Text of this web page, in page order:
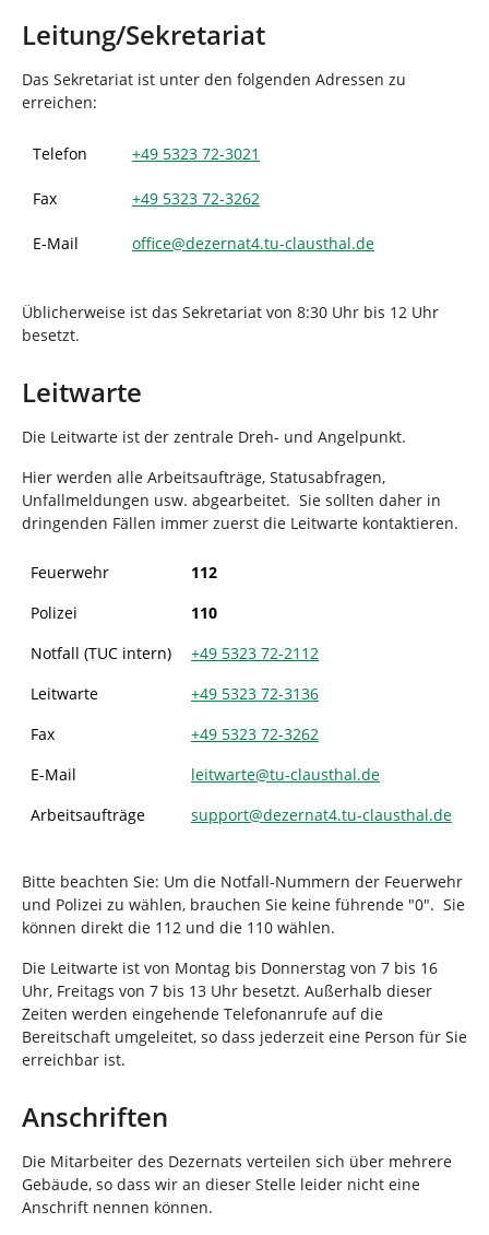
h
i
e
Leitung/Sekretariat
Das Sekretariat ist unter den folgenden Adressen zu
erreichen:
Telefon +49 5323 72-3021
Fax +49 5323 72-3262
E-Mail office@dezernat4.tu-clausthal.de
Üblicherweise ist das Sekretariat von 8:30 Uhr bis 12 Uhr
besetzt.
Leitwarte
Die Leitwarte ist der zentrale Dreh- und Angelpunkt.
Hier werden alle Arbeitsaufträge, Statusabfragen,
Unfallmeldungen usw. abgearbeitet. Sie sollten daher in
dringenden Fällen immer zuerst die Leitwarte kontaktieren.
Feuerwehr
112
Polizei
110
Notfall (TUC intern)
+49 5323 72-2112
Leitwarte
+49 5323 72-3136
Fax
+49 5323 72-3262
E-Mail
leitwarte@tu-clausthal.de
Arbeitsaufträge
support@dezernat4.tu-clausthal.de
Bitte beachten Sie: Um die Notfall-Nummern der Feuerwehr
und Polizei zu wählen, brauchen Sie keine führende "0". Sie
können direkt die 112 und die 110 wählen.
Die Leitwarte ist von Montag bis Donnerstag von 7 bis 16
Uhr, Freitags von 7 bis 13 Uhr besetzt. Außerhalb dieser
Zeiten werden eingehende Telefonanrufe auf die
Bereitschaft umgeleitet, so dass jederzeit eine Person für Sie
erreichbar ist.
Anschriften
Die Mitarbeiter des Dezernats verteilen sich über mehrere
Gebäude, so dass wir an dieser Stelle leider nicht eine
Anschrift nennen können.